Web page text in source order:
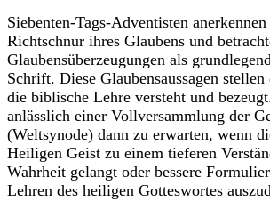
Siebenten-Tags-Adventisten
Richtschnur ihres Glaubens und
Glaubensüberzeugungen als
Schrift. Diese Glaubensaussagen
die biblische Lehre versteht und
anlässlich einer Vollversammlung der
(Weltsynode) dann zu erwarten, wenn
Heiligen Geist zu einem tieferen
Wahrheit gelangt oder bessere
Lehren des heiligen Gotteswortes